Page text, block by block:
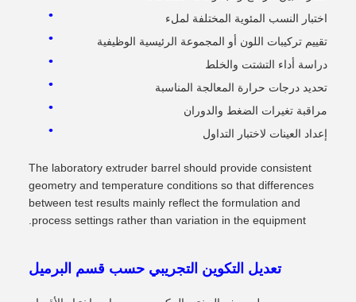
اختبار النسب المئوية المختلفة لملء
تقييم تركيبات اللون أو المجموعة الرئيسية الوظيفية
دراسة أداء التشتت والخلط
تحديد درجات حرارة المعالجة المناسبة
مراقبة تغيرات الضغط والدوران
إعداد العينات لاختبار التداول
The laboratory extruder barrel should provide consistent
geometry and temperature conditions so that differences
between test results mainly reflect the formulation and
process settings rather than variation in the equipment.
تعديل التكوين التجريبي حسب قسم البرميل